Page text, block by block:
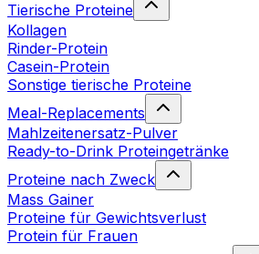
Tierische Proteine
Kollagen
Rinder-Protein
Casein-Protein
Sonstige tierische Proteine
Meal-Replacements
Mahlzeitenersatz-Pulver
Ready-to-Drink Proteingetränke
Proteine nach Zweck
Mass Gainer
Proteine für Gewichtsverlust
Protein für Frauen